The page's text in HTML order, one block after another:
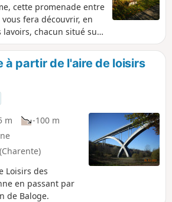
cette promenade entre
fera découvrir, en
chacun situé sur
l’Anguienne prenant
à partir de l'aire de loisirs
m
-100 m
Loisirs des
en passant par
de Baloge.